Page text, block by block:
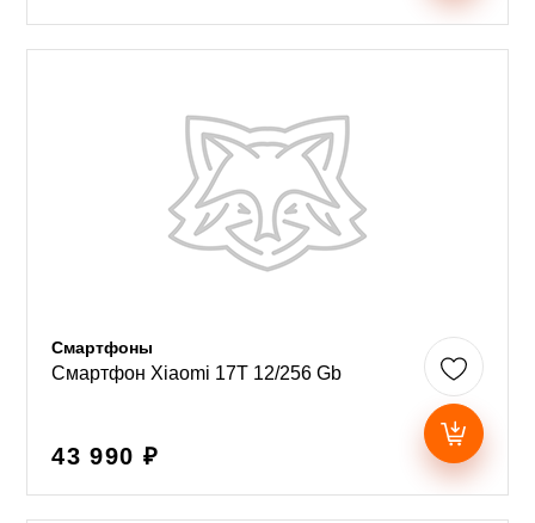
Смартфоны
Смартфон Xiaomi 17T 12/256 Gb
43 990 ₽